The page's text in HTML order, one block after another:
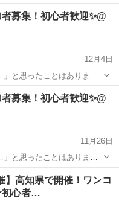
かけたくないし、アプリだ
タリな
募集！初心者歓迎✨@
12月4日
と思ったことはありませ
かけたくないし、アプリ
ピッタリ
募集！初心者歓迎✨@
11月26日
と思ったことはありませ
かけたくないし、アプリだ
タリな
】高知県で開催！ワンコ
初心者…